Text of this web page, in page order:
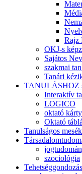
Rajz
OKJ-s
Sajátos
szakmai
Tanári
TANULÁSHOZ
Interaktív
LOGICO
oktató
Oktató
Tanulságos mesék
szociológia